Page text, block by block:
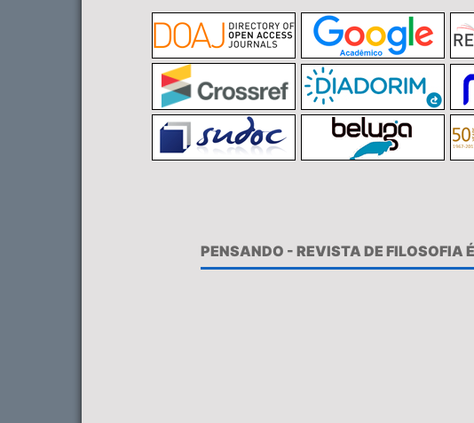
PENSANDO - REVISTA DE FILOSOFIA